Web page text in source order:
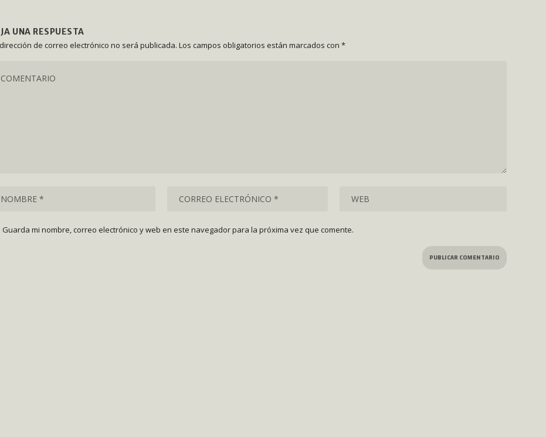
UNA RESPUESTA
de correo electrónico no será publicada. Los campos obligatorios están marcados con *
Guarda mi nombre, correo electrónico y web en este navegador para la próxima vez que comente.